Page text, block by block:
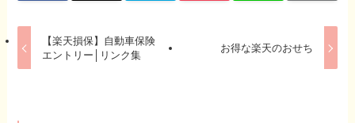
【楽天損保】自動車保険
エントリー│リンク集
お得な楽天のおせち